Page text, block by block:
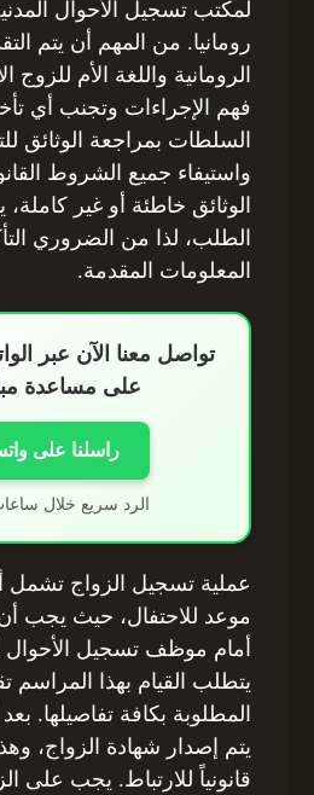
لمكتب تسجيل الأحوال
رومانيا. من المهم أن يتم
الرومانية واللغة الأم للزوج
فهم الإجراءات وتجنب أي
السلطات بمراجعة الوثائق
واستيفاء جميع الشروط
الوثائق خاطئة أو غير
الطلب، لذا من الضروري
المعلومات المقدمة.
تواصل معنا الآن عبر
على مساعدة
راسلنا على
الرد سريع خلال
عملية تسجيل الزواج تشمل
موعد للاحتفال، حيث يجب أن
أمام موظف تسجيل الأحوال
يتطلب القيام بهذا المراسم
المطلوبة بكافة تفاصيلها.
يتم إصدار شهادة الزواج، وهذا
قانونياً للارتباط. يجب على